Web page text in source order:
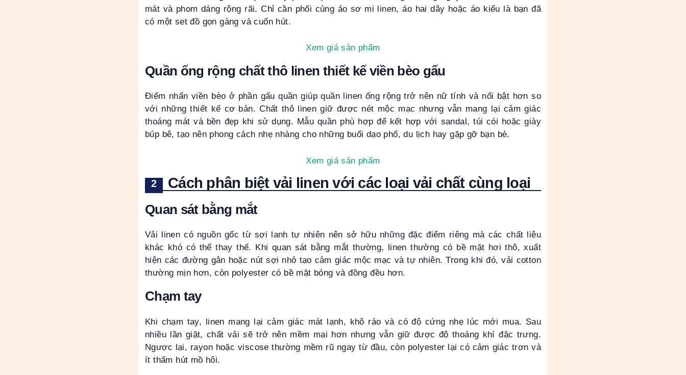
mát và phom dáng rộng rãi. Chỉ cần phối cùng áo sơ mi linen, áo hai dây hoặc áo kiểu là bạn đã
có một set đồ gọn gàng và cuốn hút.
Xem giá sản phẩm
Quần ống rộng chất thô linen thiết kế viền bèo gấu
Điểm nhấn viền bèo ở phần gấu quần giúp quần linen ống rộng trở nên nữ tính và nổi bật hơn so
với những thiết kế cơ bản. Chất thô linen giữ được nét mộc mạc nhưng vẫn mang lại cảm giác
thoáng mát và bền đẹp khi sử dụng. Mẫu quần phù hợp để kết hợp với sandal, túi cói hoặc giày
búp bê, tạo nên phong cách nhẹ nhàng cho những buổi dạo phố, du lịch hay gặp gỡ bạn bè.
Xem giá sản phẩm
Cách phân biệt vải linen với các loại vải chất cùng loại
Quan sát bằng mắt
Vải linen có nguồn gốc từ sợi lanh tự nhiên nên sở hữu những đặc điểm riêng mà các chất liệu
khác khó có thể thay thế. Khi quan sát bằng mắt thường, linen thường có bề mặt hơi thô, xuất
hiện các đường gân hoặc nút sợi nhỏ tạo cảm giác mộc mạc và tự nhiên. Trong khi đó, vải cotton
thường mịn hơn, còn polyester có bề mặt bóng và đồng đều hơn.
Chạm tay
Khi chạm tay, linen mang lại cảm giác mát lạnh, khô ráo và có độ cứng nhẹ lúc mới mua. Sau
nhiều lần giặt, chất vải sẽ trở nên mềm mại hơn nhưng vẫn giữ được độ thoáng khí đặc trưng.
Ngược lại, rayon hoặc viscose thường mềm rũ ngay từ đầu, còn polyester lại có cảm giác trơn và
ít thấm hút mồ hôi.